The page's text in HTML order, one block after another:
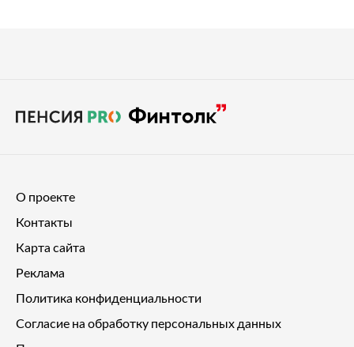
О проекте
Контакты
Карта сайта
Реклама
Политика конфиденциальности
Согласие на обработку персональных данных